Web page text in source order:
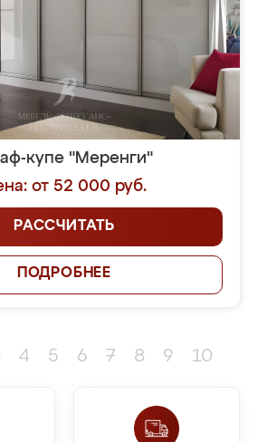
купе "Меренги"
от 52 000 руб.
РАССЧИТАТЬ
ПОДРОБНЕЕ
4 5 6 7 8 9 10